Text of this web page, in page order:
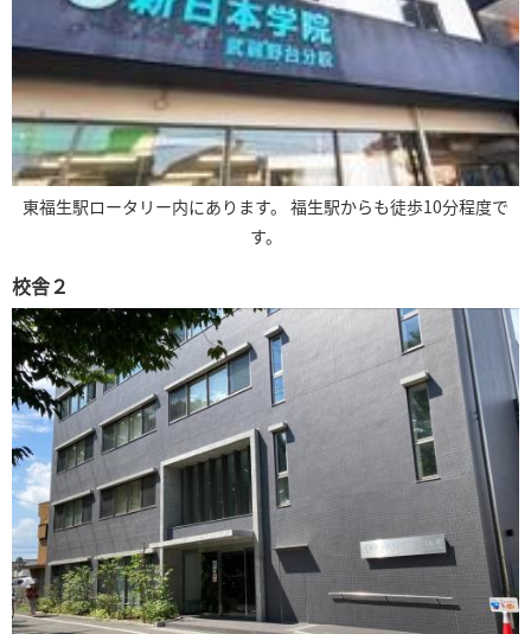
東福生駅ロータリー内にあります。 福生駅からも徒歩10分程度で
す。
校舎２